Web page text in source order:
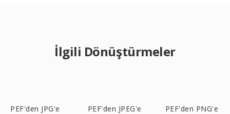
İlgili Dönüştürmeler
PEF'den JPG'e PEF'den JPEG'e PEF'den PNG'e